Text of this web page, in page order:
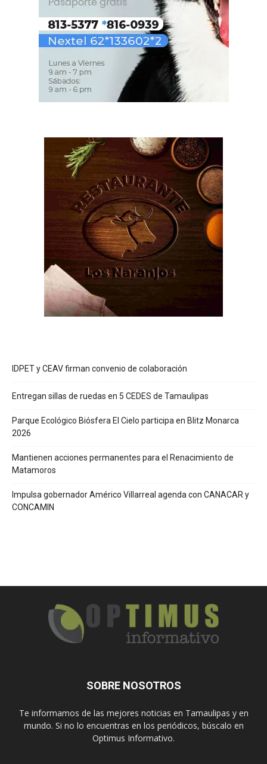
IDPET y CEAV firman convenio de colaboración
Entregan sillas de ruedas en 5 CEDES de Tamaulipas
Parque Ecológico Biósfera El Cielo participa en Blitz Monarca
2026
Mantienen acciones permanentes para el Renacimiento de
Matamoros
Impulsa gobernador Américo Villarreal agenda con CANACAR y
CONCAMIN
SOBRE NOSOTROS
Te informamos de las mejores noticias en Tamaulipas y en
mundo. Si no lo encuentras en los periódicos, búscalo en
Optimus Informativo.